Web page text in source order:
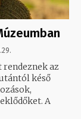
az
késő
A